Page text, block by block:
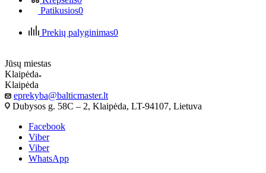
Patikusios0
Prekių palyginimas0
Jūsų miestas
Klaipėda
Klaipėda
eprekyba@balticmaster.lt
Dubysos g. 58C – 2, Klaipėda, LT-94107, Lietuva
Facebook
Viber
Viber
WhatsApp